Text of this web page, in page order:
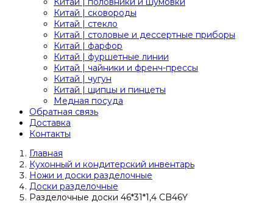
Китай | сковороды
Китай | стекло
Китай | столовые и дессертные приборы
Китай | фарфор
Китай | фуршетные линии
Китай | чайники и френч-прессы
Китай | чугун
Китай | щипцы и пинцеты
Медная посуда
Обратная связь
Доставка
Контакты
Главная
Кухонный и кондитерский инвентарь
Ножи и доски разделочные
Доски разделочные
Разделочные доски 46*31*1,4 CB46Y